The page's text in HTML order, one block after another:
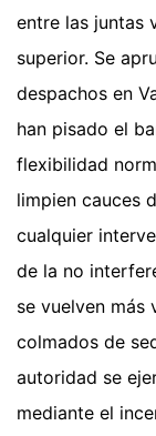
entre las juntas
superior. Se
despachos en
han pisado el
flexibilidad
limpien cauces
cualquier
de la no
se vuelven más
colmados de
autoridad se
mediante el